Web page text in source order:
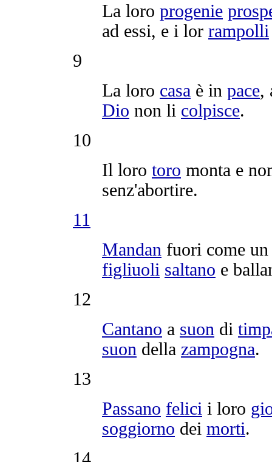
La loro progenie
ad essi, e i lor rampolli
9
La loro casa è in pace,
Dio non li colpisce.
10
Il loro toro monta e
senz'abortire.
11
Mandan fuori come
figliuoli saltano e
12
Cantano a suon di
suon della zampogna.
13
Passano felici i loro
soggiorno dei morti.